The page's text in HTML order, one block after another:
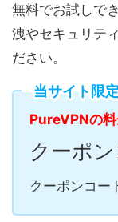
無料でお試しで
洩やセキュリテ
ださい。
当サイト限
PureVPNの料
クーポン
クーポンコー